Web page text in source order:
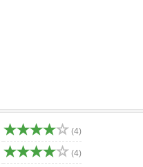
(4)
(4)